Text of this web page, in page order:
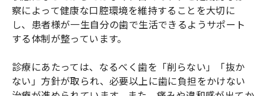
察によって健康な口腔環境を維持することを大切に
し、患者様が一生自分の歯で生活できるようサポート
する体制が整っています。
診療にあたっては、なるべく歯を「削らない」「抜か
ない」方針が取られ、必要以上に歯に負担をかけない